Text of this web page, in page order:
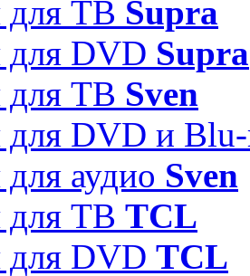
для ТВ Supra
DVD Supra
для ТВ Sven
для DVD и
аудио Sven
для ТВ TCL
DVD TCL